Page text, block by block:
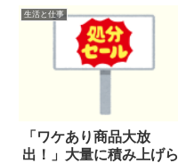
生活と仕事
「ワケあり商品大放
出！」大量に積み上げら